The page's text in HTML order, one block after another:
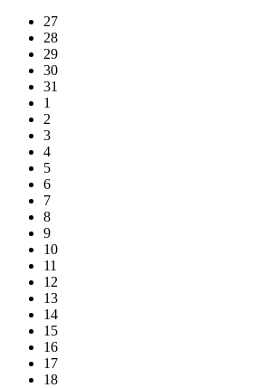
27
28
29
30
31
1
2
3
4
5
6
7
8
9
10
11
12
13
14
15
16
17
18